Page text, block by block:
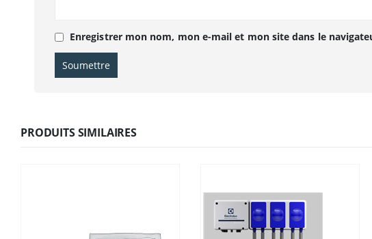
Enregistrer mon nom, mon e-mail et mon site dans le
PRODUITS SIMILAIRES